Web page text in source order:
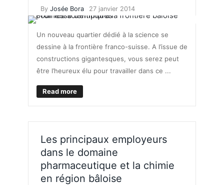
By Josée Bora 27 janvier 2014
Un nouveau quartier dédié à la science se
dessine à la frontière franco-suisse. A l’issue de
constructions gigantesques, vous serez peut
être l’heureux élu pour travailler dans ce ...
Read more
Les principaux employeurs
dans le domaine
pharmaceutique et la chimie
en région bâloise